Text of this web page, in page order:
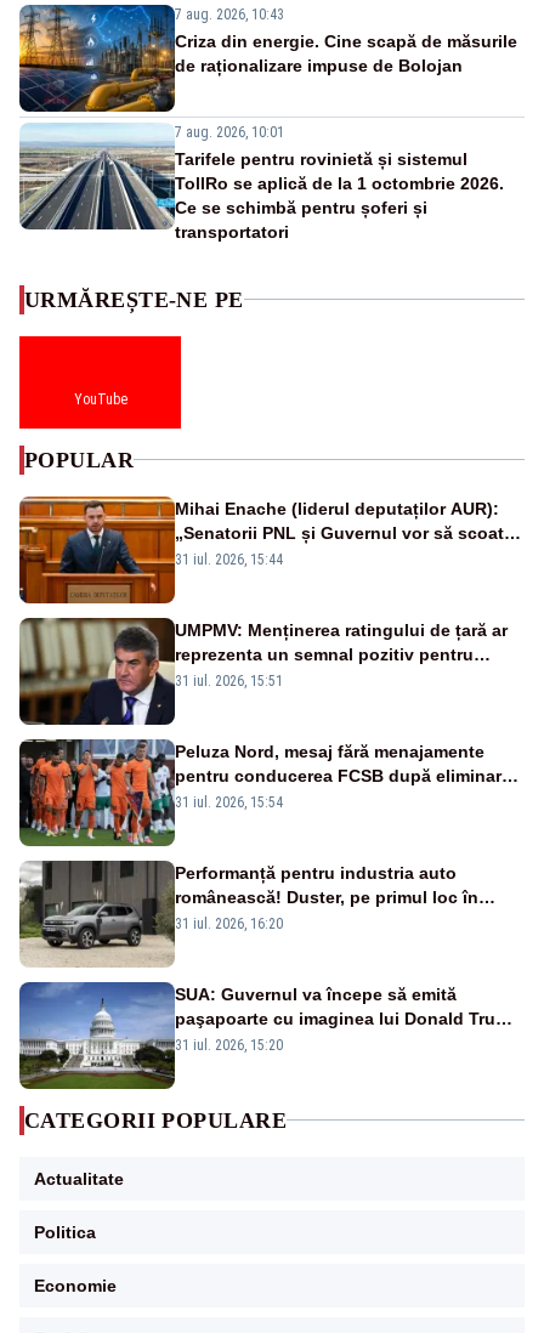
7 aug. 2026, 10:43
Criza din energie. Cine scapă de măsurile
de raționalizare impuse de Bolojan
7 aug. 2026, 10:01
Tarifele pentru rovinietă și sistemul
TollRo se aplică de la 1 octombrie 2026.
Ce se schimbă pentru șoferi și
transportatori
URMĂREȘTE-NE PE
YouTube
POPULAR
Mihai Enache (liderul deputaților AUR):
„Senatorii PNL și Guvernul vor să scoată
la vânzare bunuri publice pentru a stinge
31 iul. 2026, 15:44
UMPMV: Menținerea ratingului de țară ar
reprezenta un semnal pozitiv pentru
România. Autoritățile trebuie să continue
31 iul. 2026, 15:51
Peluza Nord, mesaj fără menajamente
pentru conducerea FCSB după eliminarea
rușinoasă din Conference League
31 iul. 2026, 15:54
Performanță pentru industria auto
românească! Duster, pe primul loc în
topul vânzărilor din Ucraina
31 iul. 2026, 16:20
SUA: Guvernul va începe să emită
paşapoarte cu imaginea lui Donald Trump
începând cu 8 august
31 iul. 2026, 15:20
CATEGORII POPULARE
Actualitate
Politica
Economie